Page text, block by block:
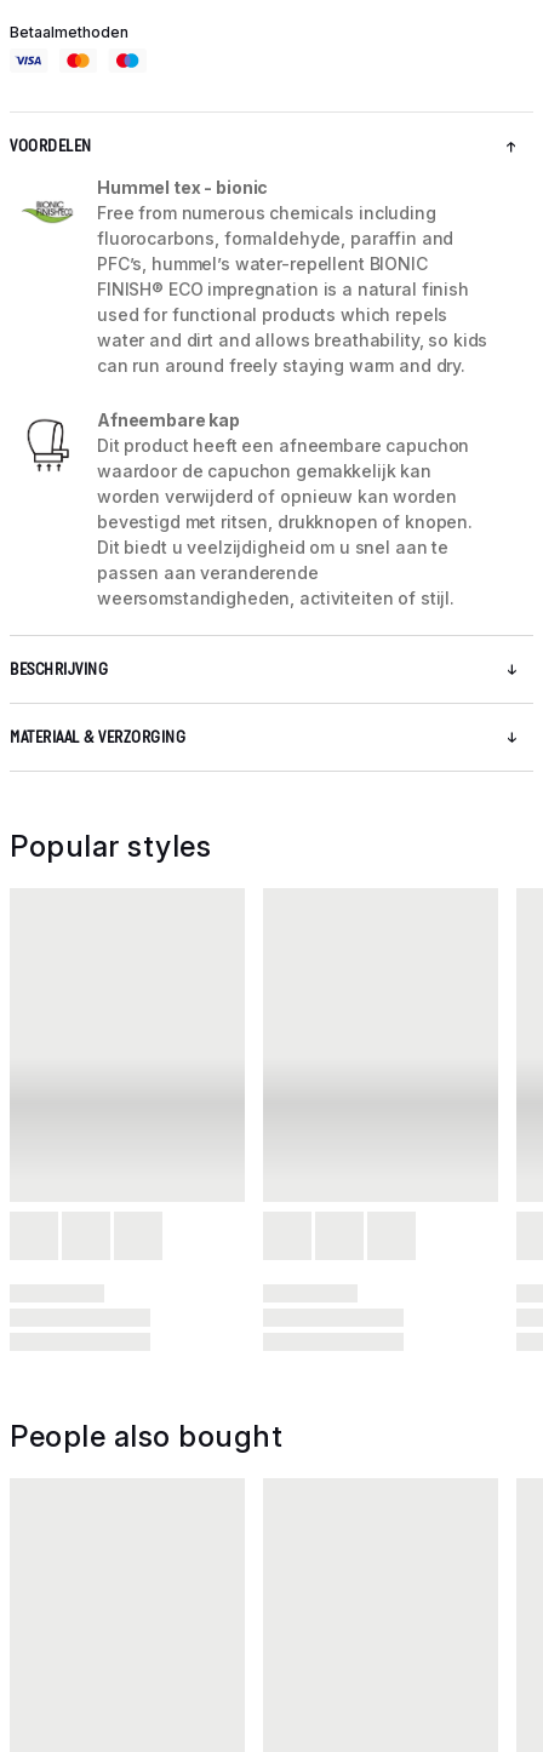
Betaalmethoden
VOORDELEN
Hummel tex - bionic
Free from numerous chemicals including
fluorocarbons, formaldehyde, paraffin and
PFC’s, hummel’s water-repellent BIONIC
FINISH® ECO impregnation is a natural finish
used for functional products which repels
water and dirt and allows breathability, so kids
can run around freely staying warm and dry.
Afneembare kap
Dit product heeft een afneembare capuchon
waardoor de capuchon gemakkelijk kan
worden verwijderd of opnieuw kan worden
bevestigd met ritsen, drukknopen of knopen.
Dit biedt u veelzijdigheid om u snel aan te
passen aan veranderende
weersomstandigheden, activiteiten of stijl.
BESCHRIJVING
MATERIAAL & VERZORGING
Popular styles
People also bought